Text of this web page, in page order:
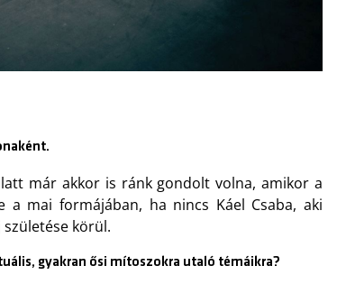
már akkor is ránk gondolt volna, amikor a
a mai formájában, ha nincs Káel Csaba, aki
körül.
gyakran ősi mítoszokra utaló témáikra?